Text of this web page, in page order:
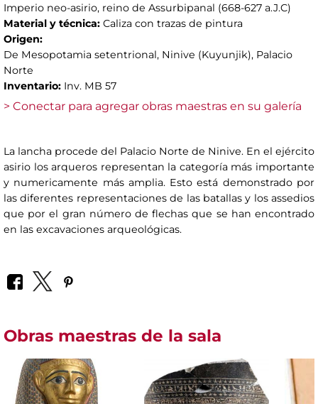
Imperio neo-asirio, reino de Assurbipanal (668-627 a.J.C)
Material y técnica: Caliza con trazas de pintura
Origen:
De Mesopotamia setentrional, Ninive (Kuyunjik), Palacio
Norte
Inventario: Inv. MB 57
> Conectar para agregar obras maestras en su galería
La lancha procede del Palacio Norte de Ninive. En el ejército
asirio los arqueros representan la categoría más importante
y numericamente más amplia. Esto está demonstrado por
las diferentes representaciones de las batallas y los assedios
que por el gran número de flechas que se han encontrado
en las excavaciones arqueológicas.
Obras maestras de la sala